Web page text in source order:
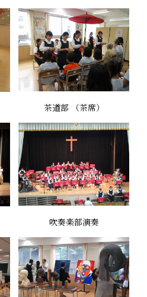
茶道部 （茶席）
吹奏楽部演奏